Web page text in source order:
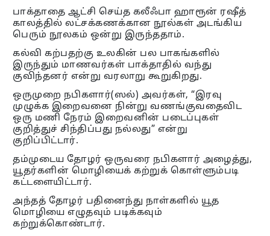
பாக்தாதை ஆட்சி செய்த கலீஃபா ஹாரூன் ரஷீத்
காலத்தில் லட்சக்கணக்கான நூல்கள் அடங்கிய
பெரும் நூலகம் ஒன்று இருந்ததாம்.
கல்வி கற்பதற்கு உலகின் பல பாகங்களில்
இருந்தும் மாணவர்கள் பாக்தாதில் வந்து
குவிந்தனர் என்று வரலாறு கூறுகிறது.
ஒருமுறை நபிகளார்(ஸல்) அவர்கள், “இரவு
முழுக்க இறைவனை நின்று வணங்குவதைவிட
ஒரு மணி நேரம் இறைவனின் படைப்புகள்
குறித்துச் சிந்திப்பது நல்லது” என்று
குறிப்பிட்டார்.
தம்முடைய தோழர் ஒருவரை நபிகளார் அழைத்து,
யூதர்களின் மொழியைக் கற்றுக் கொள்ளும்படி
கட்டளையிட்டார்.
அந்தத் தோழர் பதினைந்து நாள்களில் யூத
மொழியை எழுதவும் படிக்கவும்
கற்றுக்கொண்டார்.